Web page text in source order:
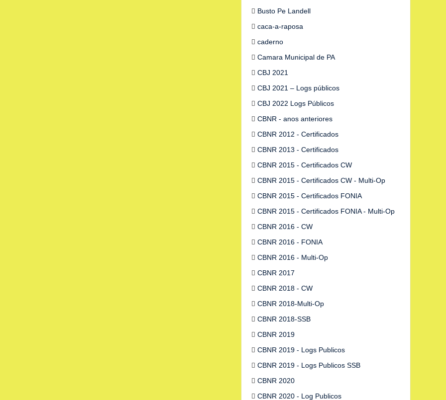
Busto Pe Landell
caca-a-raposa
caderno
Camara Municipal de PA
CBJ 2021
CBJ 2021 – Logs públicos
CBJ 2022 Logs Públicos
CBNR - anos anteriores
CBNR 2012 - Certificados
CBNR 2013 - Certificados
CBNR 2015 - Certificados CW
CBNR 2015 - Certificados CW - Multi-Op
CBNR 2015 - Certificados FONIA
CBNR 2015 - Certificados FONIA - Multi-Op
CBNR 2016 - CW
CBNR 2016 - FONIA
CBNR 2016 - Multi-Op
CBNR 2017
CBNR 2018 - CW
CBNR 2018-Multi-Op
CBNR 2018-SSB
CBNR 2019
CBNR 2019 - Logs Publicos
CBNR 2019 - Logs Publicos SSB
CBNR 2020
CBNR 2020 - Log Publicos